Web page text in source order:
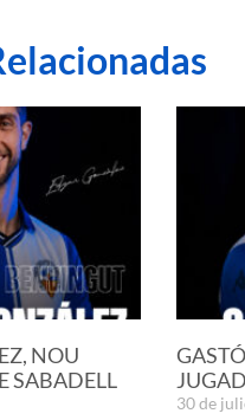
NOU
SABADELL
30 de